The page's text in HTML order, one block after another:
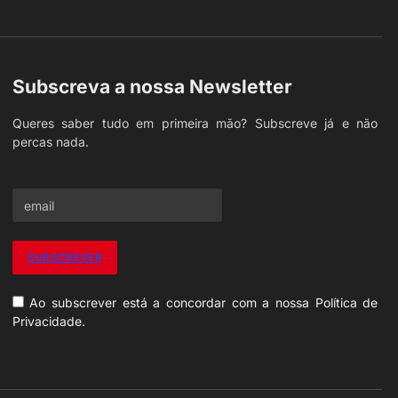
Subscreva a nossa Newsletter
Queres saber tudo em primeira mão? Subscreve já e não
percas nada.
Ao subscrever está a concordar com a nossa Política de
Privacidade.